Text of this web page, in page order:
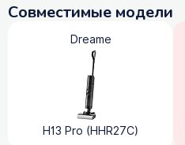
Совместимые модели
Dreame
H13 Pro (HHR27C)